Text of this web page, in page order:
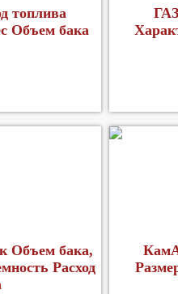
топлива
Объем бака
Объем бака,
Расход